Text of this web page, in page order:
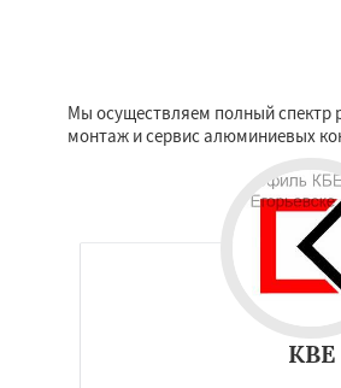
Мы осуществляем полный спектр
монтаж и сервис алюминиевых
KBE